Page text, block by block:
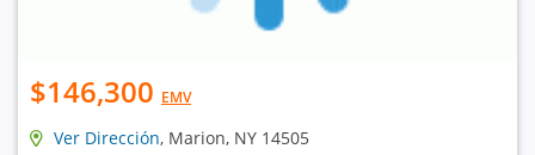
$146,300 EMV
Ver Dirección, Marion, NY 14505